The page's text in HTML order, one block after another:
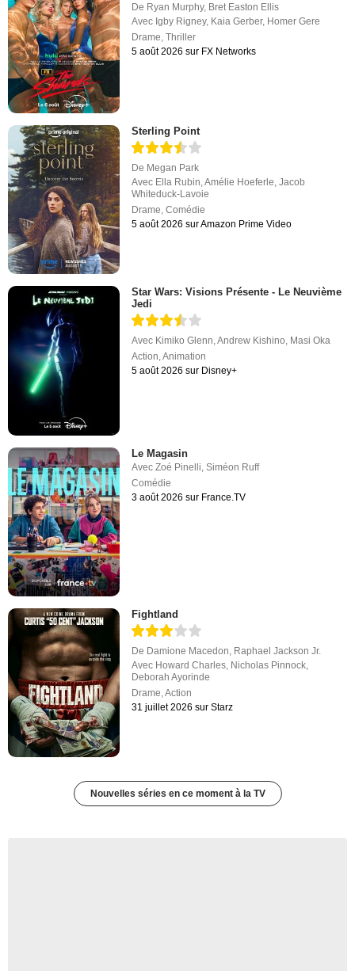
De Ryan Murphy, Bret Easton Ellis
Avec Igby Rigney, Kaia Gerber, Homer Gere
Drame,Thriller
5 août 2026 sur FX Networks
Sterling Point
De Megan Park
Avec Ella Rubin,Amélie Hoeferle,Jacob
Whiteduck-Lavoie
Drame,Comédie
5 août 2026 sur Amazon Prime Video
Star Wars: Visions Présente - Le Neuvième
Jedi
Avec Kimiko Glenn,Andrew Kishino, Masi Oka
Action,Animation
5 août 2026 sur Disney+
Le Magasin
AvecZoé Pinelli ,Siméon Ruff
Comédie
3 août 2026 sur France.TV
Fightland
De Damione Macedon, Raphael Jackson Jr.
Avec Howard Charles, Nicholas Pinnock,
Deborah Ayorinde
Drame,Action
31 juillet 2026 sur Starz
Nouvelles séries en ce moment à la TV